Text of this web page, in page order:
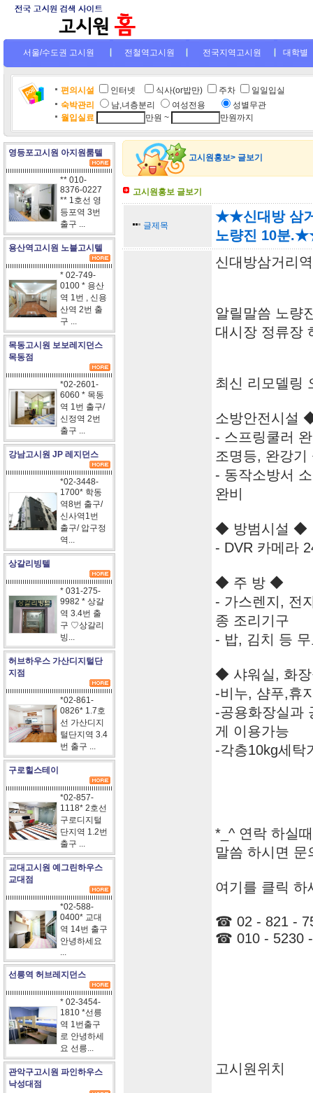
서울/수도권 고시원 전철역고시원 전국지역고시원 대학별
편의시설 인터넷 식사(or밥만) 주차
일일입실
숙박관리
남,녀층분리 여성전용
성별무관
월입실료
만원 ~ 만원까지
영등포고시원 아지원룸텔
** 010-
8376-0227
** 1호선 영
등포역 3번
출구 ...
용산역고시원 노블고시텔
* 02-749-
0100 * 용산
역 1번 , 신용
산역 2번 출
구 ...
목동고시원 보보레지던스
목동점
*02-2601-
6060 * 목동
역 1번 출구/
신정역 2번
출구 ...
강남고시원 JP 레지던스
*02-3448-
1700* 학동
역8번 출구/
신사역1번
출구/ 압구정
역...
상갈리빙텔
* 031-275-
9982 * 상갈
역 3.4번 출
구 ♡상갈리
빙...
허브하우스 가산디지털단
지점
*02-861-
0826* 1.7호
선 가산디지
털단지역 3.4
번 출구 ...
구로힐스테이
*02-857-
1118* 2호선
구로디지털
단지역 1.2번
출구 ...
교대고시원 예그린하우스
교대점
*02-588-
0400* 교대
역 14번 출구
안녕하세요
...
선릉역 허브레지던스
* 02-3454-
1810 *선릉
역 1번출구
로 안녕하세
요 선릉...
관악구고시원 파인하우스
낙성대점
고시원홍보> 글보기
고시원홍보 글보기
글제목
★★신대방 삼거
노량진 10분
신대방삼거리
알릴말씀 노량
대시장 정류장
최신 리모델링
소방안전시설
- 스프링쿨러
조명등, 완강기
- 동작소방서
완비
◆ 방범시설 ◆
- DVR 카메라
◆ 주 방 ◆
- 가스렌지, 전
종 조리기구
- 밥, 김치 등
◆ 샤워실, 화
-비누, 샴푸,휴
-공용화장실과
게 이용가능
-각층10kg세탁
*_^ 연락 하실
말씀 하시면 문
여기를 클릭 하
☎ 02 - 821 -
☎ 010 - 5230
고시원위치